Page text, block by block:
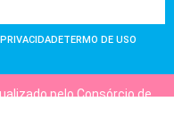
TERMO DE USO
pelo Consórcio de